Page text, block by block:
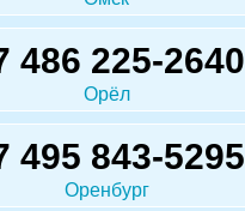
486 225-2640
Орёл
495 843-5295
Оренбург